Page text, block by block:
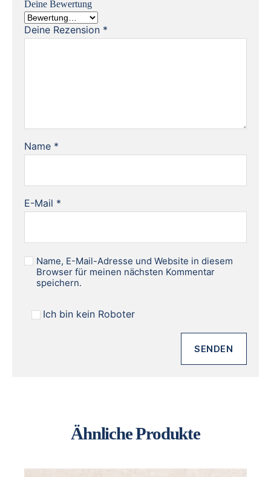
Deine Bewertung
Deine Rezension *
Name *
E-Mail *
Name, E-Mail-Adresse und Website in diesem
Browser für meinen nächsten Kommentar
speichern.
Ich bin kein Roboter
Ähnliche Produkte